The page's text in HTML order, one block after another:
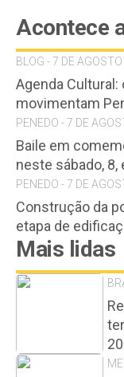
Acontece
BLOG - 7 DE
Agenda
movimentam
PENEDO - 7 DE
Baile em
neste sábado, 8,
PENEDO - 7 DE
Construção da
etapa de
Mais lidas